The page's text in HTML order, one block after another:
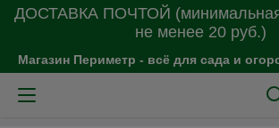
ДОСТАВКА ПОЧТОЙ (минимальная
не менее 20 руб.)
Магазин Периметр - всё для сада и